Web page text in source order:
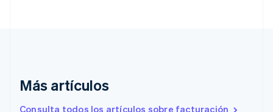
Más artículos
Consulta todos los artículos sobre facturación
English